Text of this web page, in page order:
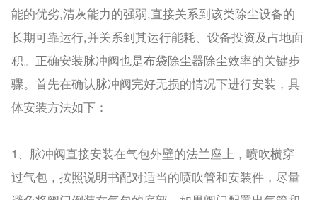
能的优劣,清灰能力的强弱,直接关系到该类除尘设备的
长期可靠运行,并关系到其运行能耗、设备投资及占地面
积。正确安装脉冲阀也是布袋除尘器除尘效率的关键步
骤。首先在确认脉冲阀完好无损的情况下进行安装，具
体安装方法如下：
1、脉冲阀直接安装在气包外壁的法兰座上，喷吹横穿
过气包，按照说明书配对适当的喷吹管和安装件，尽量